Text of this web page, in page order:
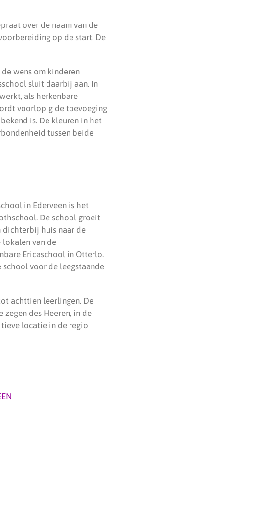
over de naam van de
op de start. De
wens om kinderen
sluit daarbij aan. In
als herkenbare
voorlopig de toevoeging
is. De kleuren in het
tussen beide
in Ederveen is het
De school groeit
dichterbij huis naar de
lokalen van de
Ericaschool in Otterlo.
school voor de leegstaande
achttien leerlingen. De
des Heeren, in de
locatie in de regio